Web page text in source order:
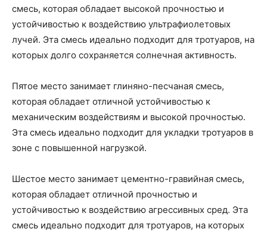
смесь, которая обладает высокой прочностью и
устойчивостью к воздействию ультрафиолетовых
лучей. Эта смесь идеально подходит для тротуаров, на
которых долго сохраняется солнечная активность.
Пятое место занимает глиняно-песчаная смесь,
которая обладает отличной устойчивостью к
механическим воздействиям и высокой прочностью.
Эта смесь идеально подходит для укладки тротуаров в
зоне с повышенной нагрузкой.
Шестое место занимает цементно-гравийная смесь,
которая обладает отличной прочностью и
устойчивостью к воздействию агрессивных сред. Эта
смесь идеально подходит для тротуаров, на которых